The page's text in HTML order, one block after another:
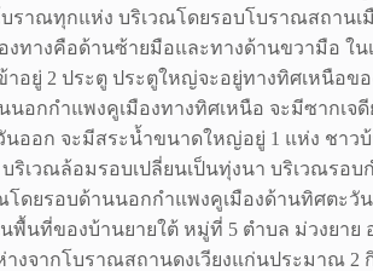
ราณทุกแห่ง บริเวณโดยรอบโบราณสถา
ทางคือด้านซ้ายมือและทางด้านขวามือ
ยู่ 2 ประตู ประตูใหญ่จะอยู่ทางทิศเหนือข
อกกำแพงคูเมืองทางทิศเหนือ จะมีซากเ
ออก จะมีสระน้ำขนาดใหญ่อยู่ 1 แห่ง ชา
ริเวณล้อมรอบเปลี่ยนเป็นทุ่งนา บริเวณรอ
โดยรอบด้านนอกกำแพงคูเมืองด้านทิศต
นที่ของบ้านยายใต้ หมู่ที่ 5 ตำบล ม่วงยา
จากโบราณสถานดงเวียงแก่นประมาณ 2